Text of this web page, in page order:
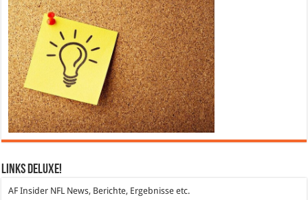
Links DeLuXe!
AF Insider NFL News, Berichte, Ergebnisse etc.